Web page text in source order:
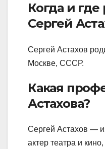
Когда и
Сергей
Сергей Астахов
Москве, СССР.
Какая
Астахова?
Сергей Астахов —
актер театра и